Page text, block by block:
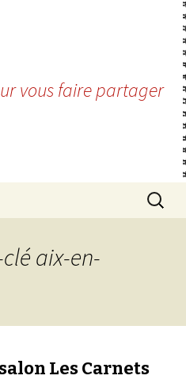
vous faire partager
aix-en-
Les Carnets